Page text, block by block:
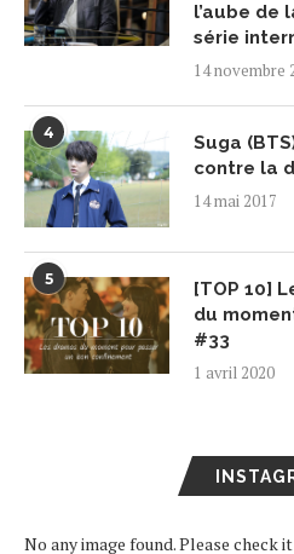
l’aube de
série
14 novembre
4
Suga
contre la
14 mai 2017
5
[TOP 10]
du
#33
1 avril 2020
No any image found. Please check